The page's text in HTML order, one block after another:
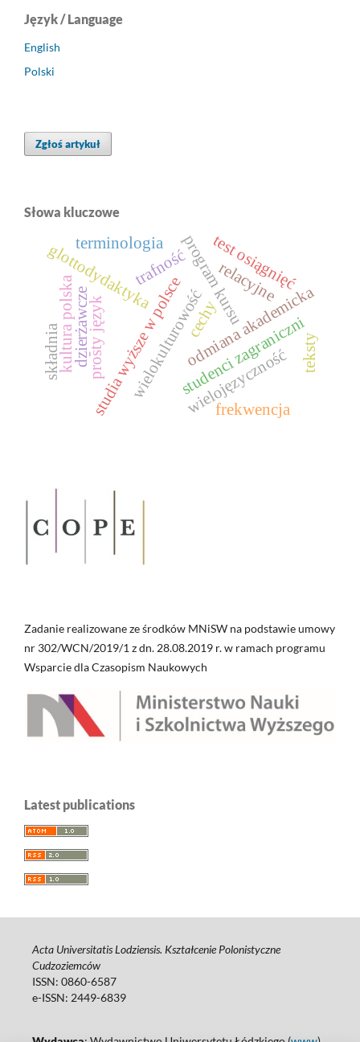
Język / Language
English
Polski
Zgłoś artykuł
Słowa kluczowe
odmiana akademicka
program kursu
studenci zagraniczni
studia wyższe w polsce
glottodydaktyka
wielojęzyczność
wielokulturowość
prosty język
test osiągnięć
trafność
kultura polska
frekwencja
relacyjne
dzierżawcze cechy
teksty
terminologia
składnia -
Zadanie realizowane ze środków MNiSW na podstawie umowy
nr 302/WCN/2019/1 z dn. 28.08.2019 r. w ramach programu
Wsparcie dla Czasopism Naukowych
Latest publications
Acta Universitatis Lodziensis. Kształcenie Polonistyczne
Cudzoziemców
ISSN: 0860-6587
e-ISSN: 2449-6839